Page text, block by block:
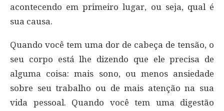
acontecendo em primeiro lugar, ou seja, qual é
sua causa.
Quando você tem uma dor de cabeça de tensão, o
seu corpo está lhe dizendo que ele precisa de
alguma coisa: mais sono, ou menos ansiedade
sobre seu trabalho ou de mais atenção na sua
vida pessoal. Quando você tem uma digestão